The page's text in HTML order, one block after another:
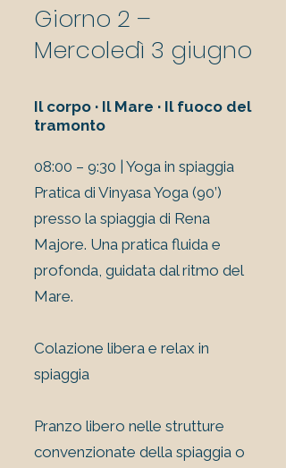
Giorno 2 –
Mercoledì 3 giugno
Il corpo · Il Mare · Il fuoco del
tramonto
08:00 – 9:30 | Yoga in spiaggia
Pratica di Vinyasa Yoga (90’)
presso la spiaggia di Rena
Majore. Una pratica fluida e
profonda, guidata dal ritmo del
Mare.
Colazione libera e relax in
spiaggia
Pranzo libero nelle strutture
convenzionate della spiaggia o